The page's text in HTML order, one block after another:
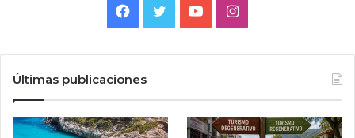
Facebook
TwitterYouTubeInstagram
Últimas publicaciones